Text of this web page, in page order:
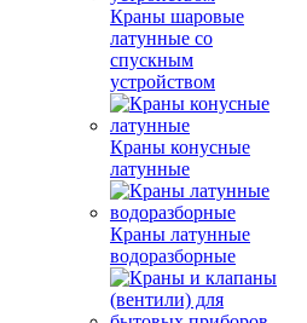
Краны шаровые
латунные со
спускным
устройством
Краны конусные
латунные
Краны латунные
водоразборные